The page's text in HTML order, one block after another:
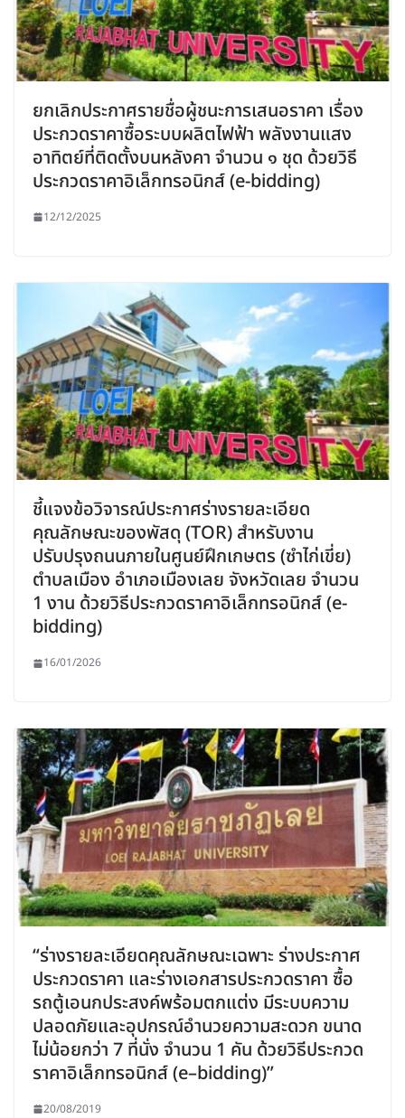
ยกเลิกประกาศรายชื่อผู้ชนะการเสนอราคา เรื่อง
ประกวดราคาซื้อระบบผลิตไฟฟ้า พลังงานแสง
อาทิตย์ที่ติดตั้งบนหลังคา จำนวน ๑ ชุด ด้วยวิธี
ประกวดราคาอิเล็กทรอนิกส์ (e-bidding)
12/12/2025
ชี้แจงข้อวิจารณ์ประกาศร่างรายละเอียด
คุณลักษณะของพัสดุ (TOR) สำหรับงาน
ปรับปรุงถนนภายในศูนย์ฝึกเกษตร (ซำไก่เขี่ย)
ตำบลเมือง อำเภอเมืองเลย จังหวัดเลย จำนวน
1 งาน ด้วยวิธีประกวดราคาอิเล็กทรอนิกส์ (e-
bidding)
16/01/2026
“ร่างรายละเอียดคุณลักษณะเฉพาะ ร่างประกาศ
ประกวดราคา และร่างเอกสารประกวดราคา ซื้อ
รถตู้เอนกประสงค์พร้อมตกแต่ง มีระบบความ
ปลอดภัยและอุปกรณ์อำนวยความสะดวก ขนาด
ไม่น้อยกว่า 7 ที่นั่ง จำนวน 1 คัน ด้วยวิธีประกวด
ราคาอิเล็กทรอนิกส์ (e–bidding)”
20/08/2019